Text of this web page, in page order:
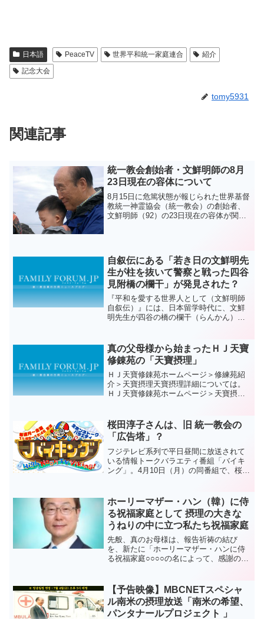
日本語 PeaceTV 世界平和統一家庭連合
紹介
記念大会
tomy5931
関連記事
統一教会創始者・文鮮明師の8月
23日現在の容体について
8月15日に危篤状態が報じられた世界基督
教統一神霊協会（統一教会）の創始者、
文鮮明師（92）の23日現在の容体が関係
自叙伝にある「若き日の文鮮明先
生が柱を抜いて警察と戦った四谷
見附橋の欄干」が発見された？
『平和を愛する世界人として（文鮮明師
自叙伝）』には、日本留学時代に、文鮮
明先生が四谷の橋の欄干（らんかん）柱
してこれかも？ とする調査報告記事
が、調布教会ホームページが...
真の父母様から始まったＨＪ天寶
修錬苑の「天寶摂理」
ＨＪ天寶修錬苑ホームページ＞修練苑紹
介＞天寶摂理天寶摂理詳細については。
ＨＪ天寶修錬苑ホームページ＞天寶摂理
期出発と長成期の準備過程1971. 天心湖
畔で元老食口たち...
桜田淳子さんは、旧 統一教会の
「広告塔」？
フジテレビ系列で平日昼間に放送されて
いる情報トークバラエティ番組「バイキ
ング」。4月10日（月）の同番組で、桜田
の『広告塔』？」というテーマに、宗教
学者やタレントたち...
ホーリーマザー・ハン（韓）に侍
る祝福家庭として 摂理の大きな
うねりの中に立つ私たち祝福家庭
先般、真のお母様は、報告祈祷の結び
を、新たに「ホーリーマザー・ハンに侍
る祝福家庭○○○○の名によって、感謝の祈
現しました。 今までの祈祷も、新たな
ご指導も、〝私たち祝福...
【予告映像】MBCNETスペシャ
ル南米の摂理放送「南米の希望、
パンタナールプロジェクト 」